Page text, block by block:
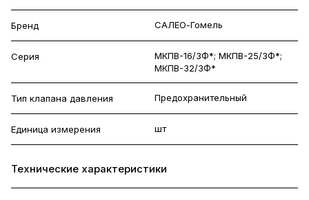
Бренд САЛЕО-Гомель
Серия
МКПВ-16/3Ф*; МКПВ-25/3Ф*;
МКПВ-32/3Ф*
Тип клапана давления Предохранительный
Единица измерения шт
Технические характеристики